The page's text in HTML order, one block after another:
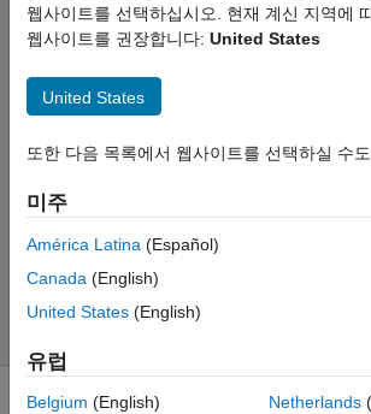
Problem
2007.
Swap
two
numbers
Deepesh
B
796
solvers
웹사이트를 선택하십시오. 현재 계신 지역에
웹사이트를 권장합니다: United States
United States
또한 다음 목록에서 웹사이트를 선택하실 수
미주
América Latina (Español)
Canada (English)
United States (English)
유럽
Belgium (English)
Netherlands